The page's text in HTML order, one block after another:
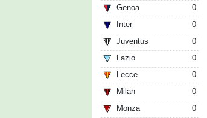
Genoa
0
Inter
0
Juventus
0
Lazio
0
Lecce
0
Milan
0
Monza
0